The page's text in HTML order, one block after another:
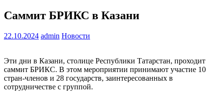
Саммит БРИКС в Казани
22.10.2024 admin Новости
Эти дни в Казани, столице Республики Татарстан, проходит
саммит БРИКС. В этом мероприятии принимают участие 10
стран-членов и 28 государств, заинтересованных в
сотрудничестве с группой.